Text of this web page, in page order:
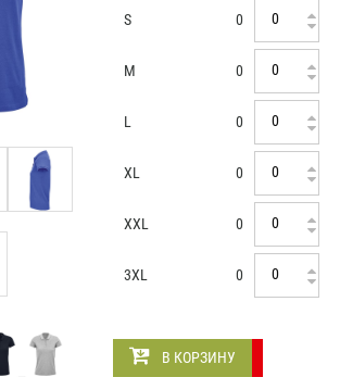
S 0
M 0
L 0
XL 0
XXL 0
3XL 0
В КОРЗИНУ